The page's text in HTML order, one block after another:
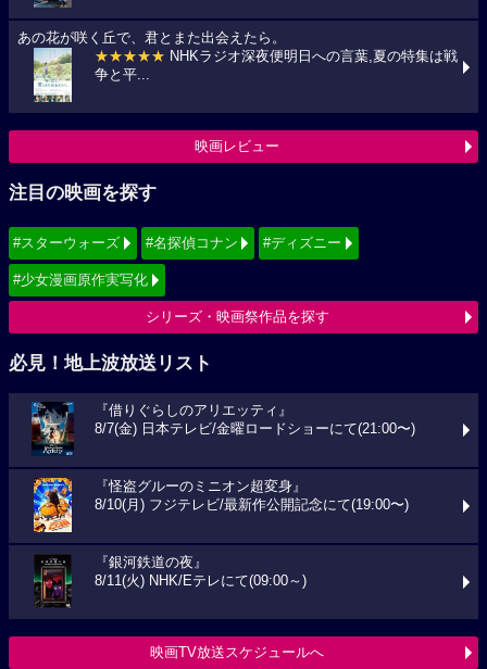
あの花が咲く丘で、君とまた出会えたら。
★★★★★ NHKラジオ深夜便明日への言葉,夏の特集は戦
争と平...
映画レビュー
注目の映画を探す
#スターウォーズ #名探偵コナン #ディズニー
#少女漫画原作実写化
シリーズ・映画祭作品を探す
必見！地上波放送リスト
『借りぐらしのアリエッティ』
8/7(金) 日本テレビ/金曜ロードショーにて(21:00〜)
『怪盗グルーのミニオン超変身』
8/10(月) フジテレビ/最新作公開記念にて(19:00〜)
『銀河鉄道の夜』
8/11(火) NHK/Eテレにて(09:00～)
映画TV放送スケジュールへ